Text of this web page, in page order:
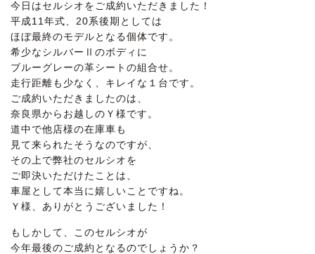
今日はセルシオをご成約いただきました！
平成11年式、20系後期としては
ほぼ最終のモデルとなる個体です。
希少なシルバーⅡのボディに
ブルーグレーの革シートの組合せ。
走行距離も少なく、キレイな１台です。
ご成約いただきましたのは、
奈良県からお越しのＹ様です。
道中で他店様の在庫車も
見て来られたそうなのですが、
その上で弊社のセルシオを
ご即決いただけたことは、
車屋として本当に嬉しいことですね。
Ｙ様、ありがとうございました！
もしかして、このセルシオが
今年最後のご成約となるのでしょうか？